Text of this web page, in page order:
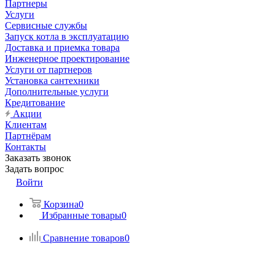
Партнеры
Услуги
Сервисные службы
Запуск котла в эксплуатацию
Доставка и приемка товара
Инженерное проектирование
Услуги от партнеров
Установка сантехники
Дополнительные услуги
Кредитование
Акции
Клиентам
Партнёрам
Контакты
Заказать звонок
Задать вопрос
Войти
Корзина0
Избранные товары0
Сравнение товаров0